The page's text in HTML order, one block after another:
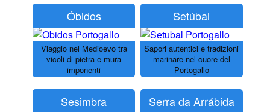
Óbidos
Viaggio nel Medioevo tra
vicoli di pietra e mura
imponenti
Setúbal
Sapori autentici e tradizioni
marinare nel cuore del
Portogallo
Sesimbra Serra da Arrábida